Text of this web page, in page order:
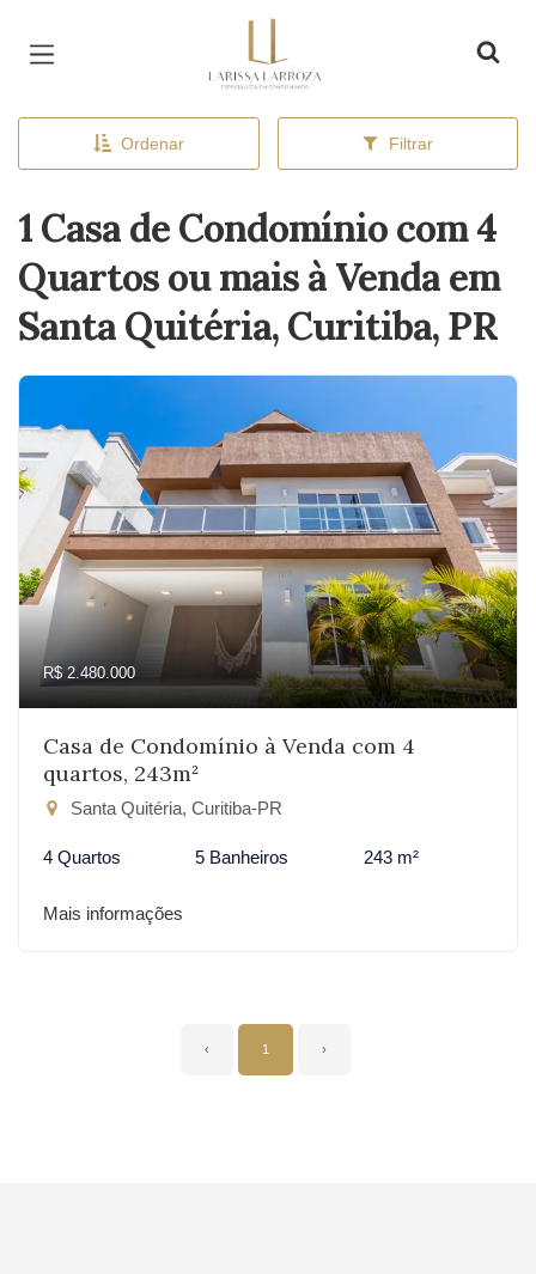
Ordenar Filtrar
1 Casa de Condomínio com 4
Quartos ou mais à Venda em
Santa Quitéria, Curitiba, PR
R$ 2.480.000
Casa de Condomínio à Venda com 4
quartos, 243m²
Santa Quitéria, Curitiba-PR
4 Quartos 5 Banheiros 243 m²
Mais informações
‹ 1 ›